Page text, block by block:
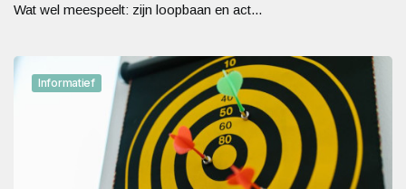
Wat wel meespeelt: zijn loopbaan en act...
Informatief